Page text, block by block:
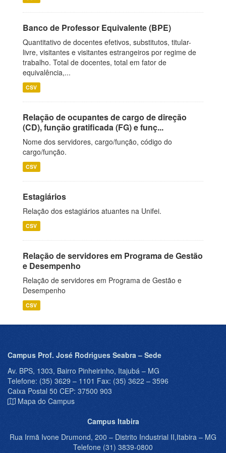
Banco de Professor Equivalente (BPE)
Quantitativo de docentes efetivos, substitutos, titular-
livre, visitantes e visitantes estrangeiros por regime de
trabalho. Total de docentes, total em fator de
equivalência,...
CSV
Relação de ocupantes de cargo de direção
(CD), função gratificada (FG) e funç...
Nome dos servidores, cargo/função, código do
cargo/função.
CSV
Estagiários
Relação dos estagiários atuantes na Unifei.
CSV
Relação de servidores em Programa de Gestão
e Desempenho
Relação de servidores em Programa de Gestão e
Desempenho
CSV
Campus Prof. José Rodrigues Seabra – Sede
Av. BPS, 1303, Bairro Pinheirinho, Itajubá – MG
Telefone: (35) 3629 – 1101 Fax: (35) 3622 – 3596
Caixa Postal 50 CEP: 37500 903
Mapa do Campus
Campus Itabira
Rua Irmã Ivone Drumond, 200 – Distrito Industrial II,Itabira – MG
Telefone (31) 3839-0800